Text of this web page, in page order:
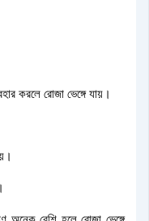
করলে রোজা ভেঙ্গে যায়।